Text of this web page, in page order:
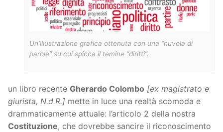
Un’illustrazione grafica ottenuta con una “nuvola di
parole” su cui spicca il temine “diritti”.
un libro recente Gherardo Colombo [ex magistrato e
giurista, N.d.R.] mette in luce una realtà scomoda e
drammaticamente attuale: l’articolo 2 della nostra
Costituzione, che dovrebbe sancire il riconoscimento